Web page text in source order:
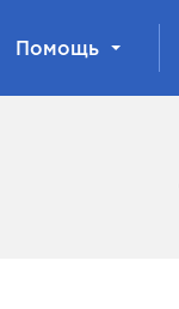
Помощь